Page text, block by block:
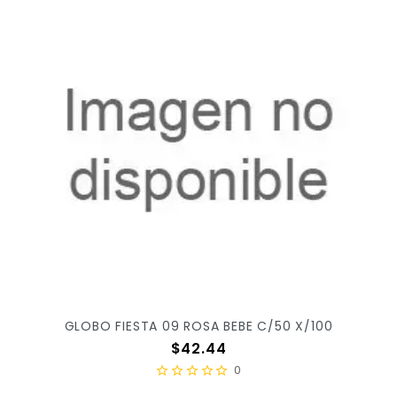
GLOBO FIESTA 09 ROSA BEBE C/50 X/100
Precio
$42.44
0